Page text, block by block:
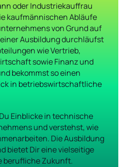
oder Industriekauffrau
kaufmännischen Abläufe
von Grund auf
Ausbildung durchläufst
wie Vertrieb,
sowie Finanz und
bekommst so einen
in betriebswirtschaftliche
Einblicke in technische
und verstehst, wie
Die Ausbildung
bietet Dir eine vielseitige
berufliche Zukunft.